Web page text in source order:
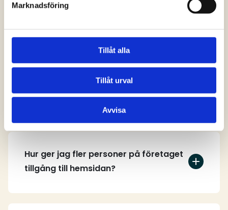
Marknadsföring
Tillåt alla
Tillåt urval
Avvisa
hemsidan?
Hur skapar jag ett användarkonto?
Hur ger jag fler personer på företaget
tillgång till hemsidan?